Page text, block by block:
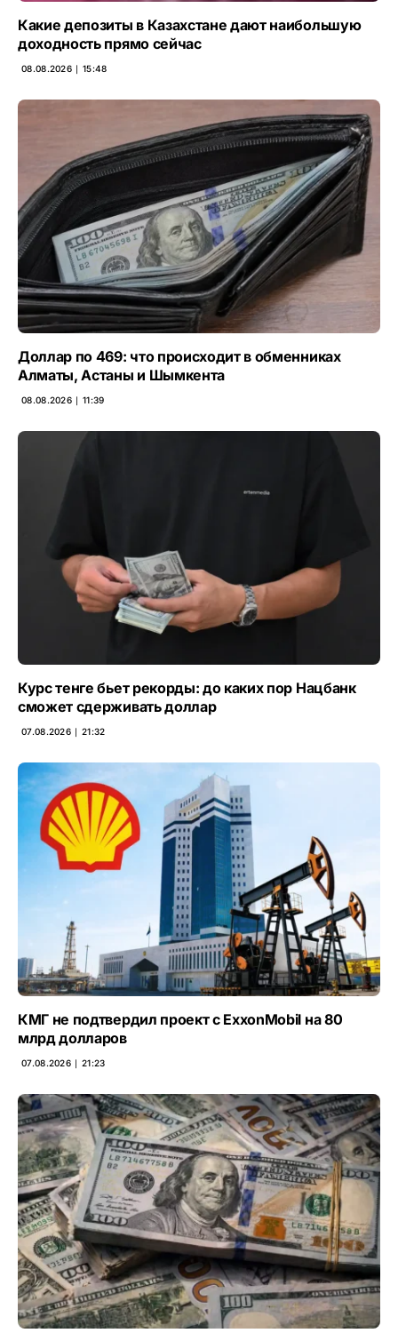
Какие депозиты в Казахстане дают наибольшую
доходность прямо сейчас
08.08.2026 ∣ 15:48
Доллар по 469: что происходит в обменниках
Алматы, Астаны и Шымкента
08.08.2026 ∣ 11:39
Курс тенге бьет рекорды: до каких пор Нацбанк
сможет сдерживать доллар
07.08.2026 ∣ 21:32
КМГ не подтвердил проект с ExxonMobil на 80
млрд долларов
07.08.2026 ∣ 21:23